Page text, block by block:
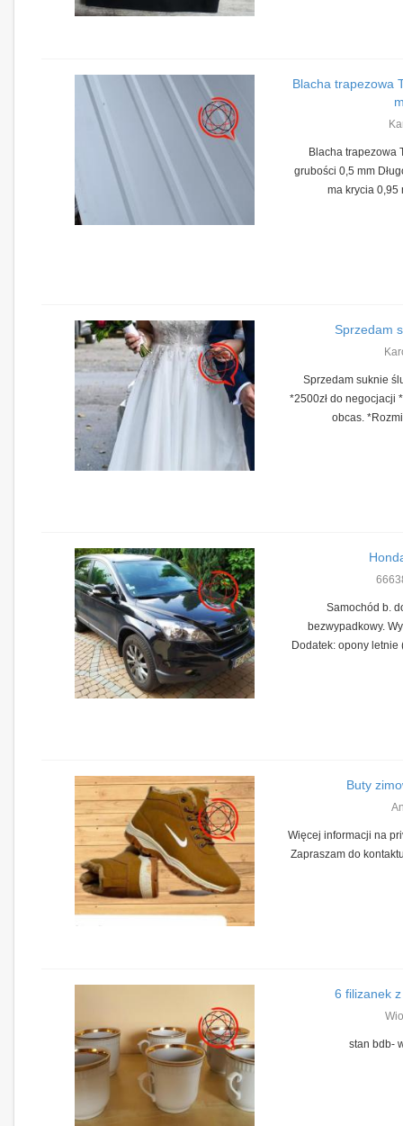
Blacha trapezowa
Blacha trapezowa
grubości 0,5 mm
ma krycia 0,95
Sprzedam
Sprzedam suknie
*2500zł do negocjacji
obcas.
Samochód b.
bezwypadkowy.
Dodatek: opony letnie
Buty
Więcej informacji na
Zapraszam do
6 filizanek
stan bdb-